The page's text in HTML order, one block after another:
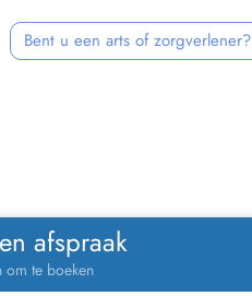
Bent u een arts of zorgverlener?
afspraak
om te boeken